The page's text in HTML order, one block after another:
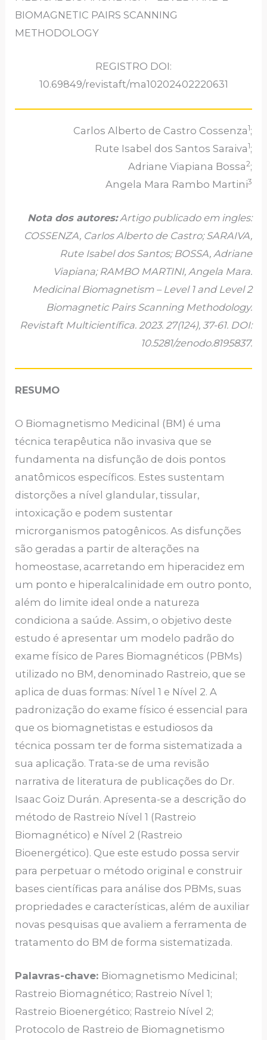
BIOMAGNETIC PAIRS SCANNING
METHODOLOGY
REGISTRO DOI:
10.69849/revistaft/ma10202402220631
Carlos Alberto de Castro Cossenza1;
Rute Isabel dos Santos Saraiva1;
Adriane Viapiana Bossa2;
Angela Mara Rambo Martini3
Nota dos autores:Artigo publicado em ingles:
COSSENZA, Carlos Alberto de Castro; SARAIVA,
Rute Isabel dos Santos; BOSSA, Adriane
Viapiana; RAMBO MARTINI, Angela Mara.
Medicinal Biomagnetism – Level 1 and Level 2
Biomagnetic Pairs Scanning Methodology.
Revistaft Multicientífica. 2023. 27(124), 37-61. DOI:
10.5281/zenodo.8195837.
RESUMO
O Biomagnetismo Medicinal (BM) é uma
técnica terapêutica não invasiva que se
fundamenta na disfunção de dois pontos
anatômicos específicos. Estes sustentam
distorções a nível glandular, tissular,
intoxicação e podem sustentar
microrganismos patogênicos. As disfunções
são geradas a partir de alterações na
homeostase, acarretando em hiperacidez em
um ponto e hiperalcalinidade em outro ponto,
além do limite ideal onde a natureza
condiciona a saúde. Assim, o objetivo deste
estudo é apresentar um modelo padrão do
exame físico de Pares Biomagnéticos (PBMs)
utilizado no BM, denominado Rastreio, que se
aplica de duas formas: Nível 1 e Nível 2. A
padronização do exame físico é essencial para
que os biomagnetistas e estudiosos da
técnica possam ter de forma sistematizada a
sua aplicação. Trata-se de uma revisão
narrativa de literatura de publicações do Dr.
Isaac Goiz Durán. Apresenta-se a descrição do
método de Rastreio Nível 1 (Rastreio
Biomagnético) e Nível 2 (Rastreio
Bioenergético). Que este estudo possa servir
para perpetuar o método original e construir
bases científicas para análise dos PBMs, suas
propriedades e características, além de auxiliar
novas pesquisas que avaliem a ferramenta de
tratamento do BM de forma sistematizada.
Palavras-chave: Biomagnetismo Medicinal;
Rastreio Biomagnético; Rastreio Nível 1;
Rastreio Bioenergético; Rastreio Nível 2;
Protocolo de Rastreio de Biomagnetismo